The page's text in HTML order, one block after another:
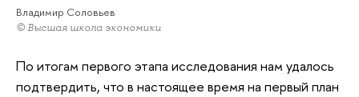
Владимир Соловьев
© Высшая школа экономики
По итогам первого этапа исследования нам удалось
подтвердить, что в настоящее время на первый план